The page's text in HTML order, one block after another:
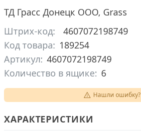
ТД Грасс Донецк ООО, Grass
Штрих-код:
4607072198749
Код товара: 189254
Артикул: 4607072198749
Количество в ящике: 6
Нашли ошибку?
ХАРАКТЕРИСТИКИ